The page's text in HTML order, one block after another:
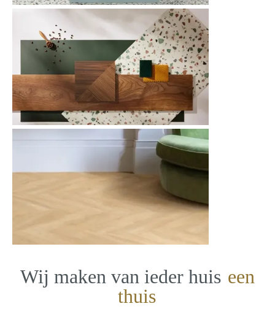
Wij maken van ieder huis een
thuis